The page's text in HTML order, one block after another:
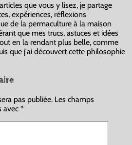
que vous y lisez, je partage
expériences, réflexions
de la permaculture à la maison
que mes trucs, astuces et idées
en la rendant plus belle, comme
que j'ai découvert cette philosophie
pas publiée. Les champs
avec *